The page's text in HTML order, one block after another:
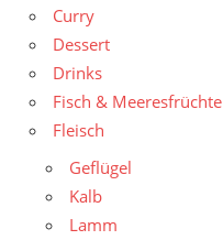
Curry
Dessert
Drinks
Fisch & Meeresfrüchte
Fleisch
Geflügel
Kalb
Lamm